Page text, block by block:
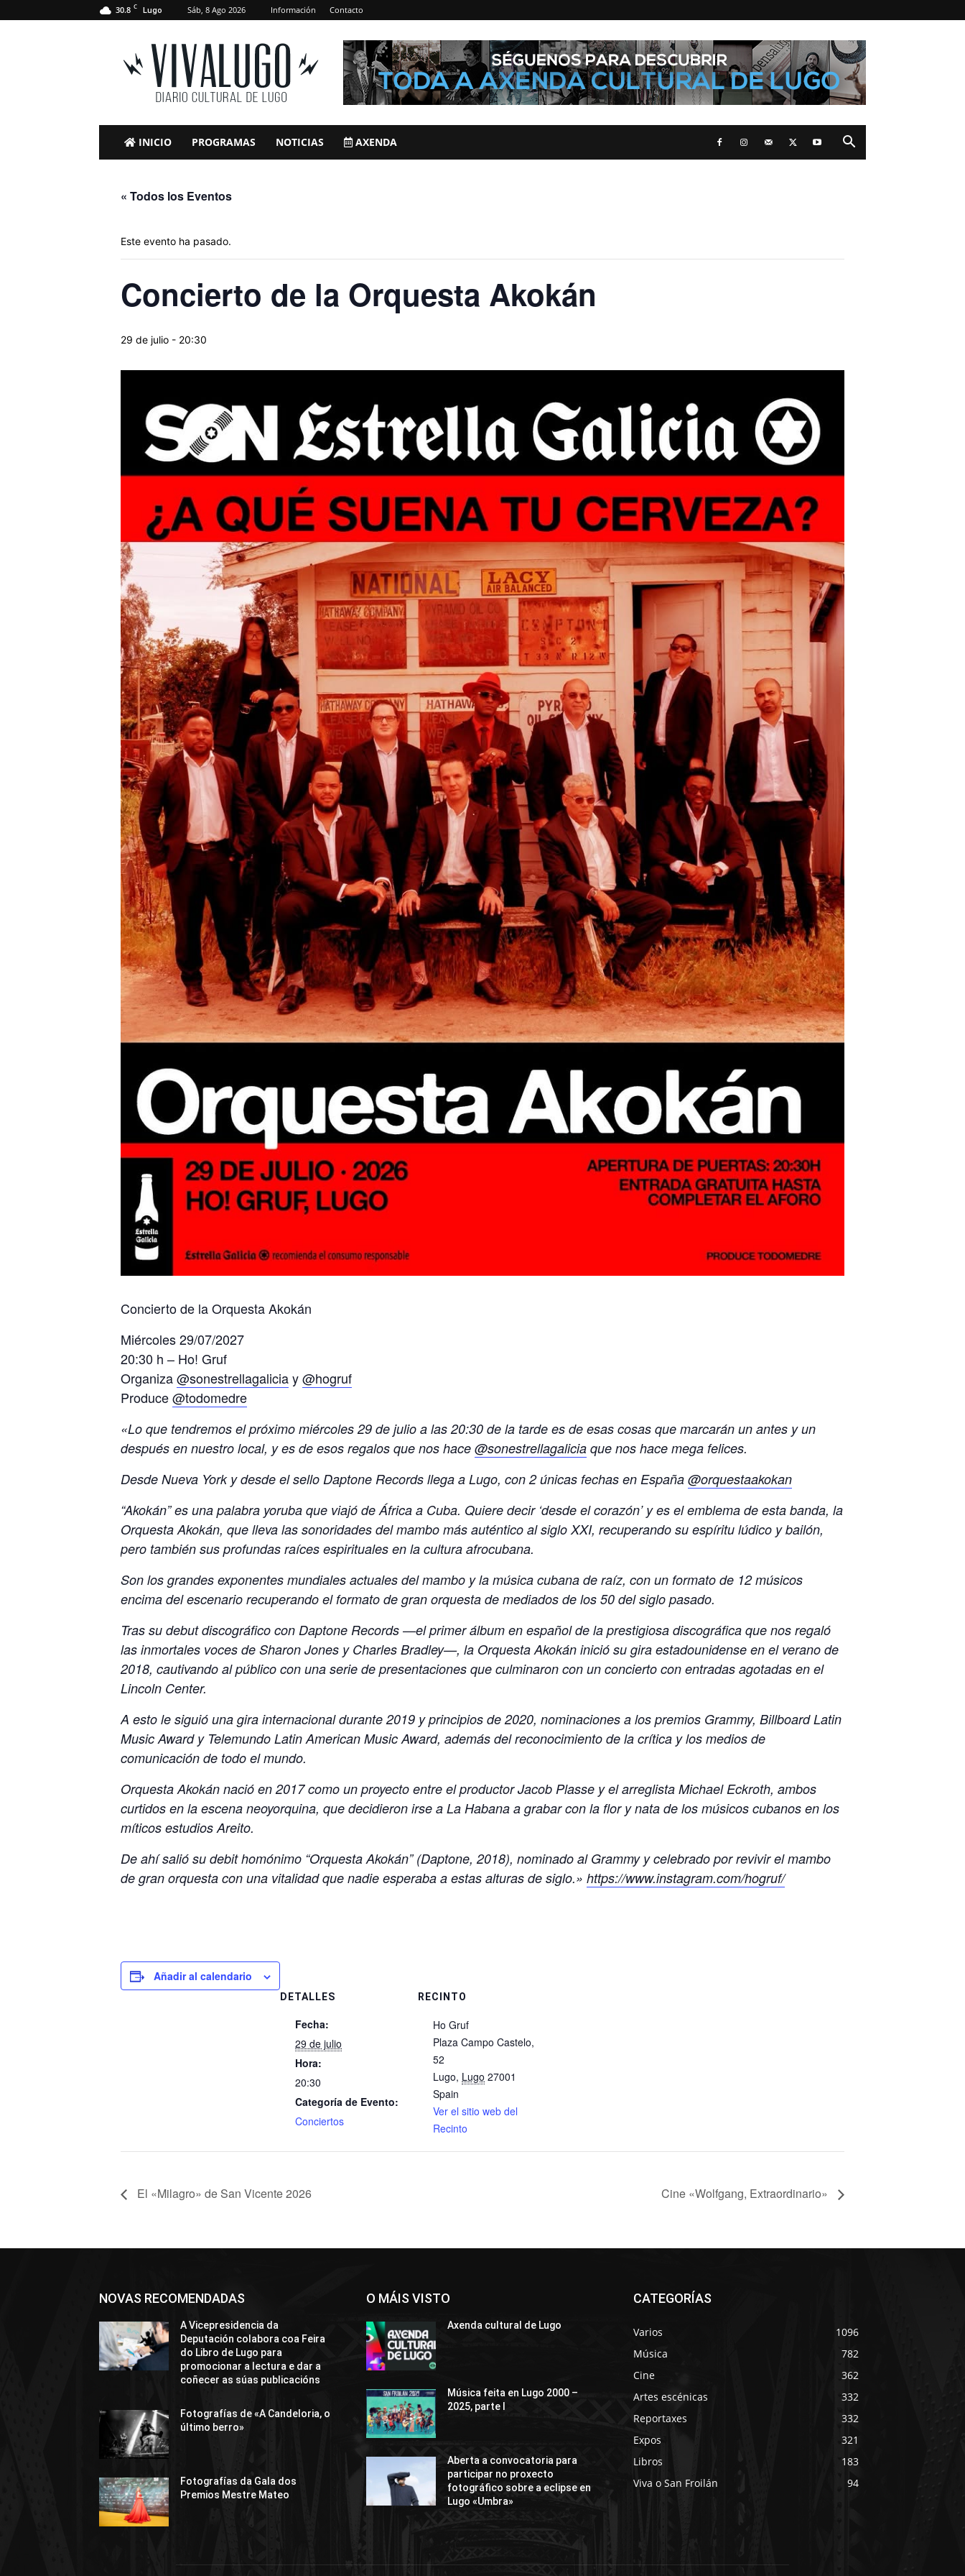
30.8 C Lugo Sáb, 8 Ago 2026 Información Contacto
VivaLugo
INICIO PROGRAMAS NOTICIAS AXENDA
« Todos los Eventos
Este evento ha pasado.
Concierto de la Orquesta Akokán
29 de julio - 20:30
Concierto de la Orquesta Akokán
Miércoles 29/07/2027
20:30 h – Ho! Gruf
Organiza@sonestrellagaliciay@hogruf
Produce@todomedre
«Lo que tendremos el próximo miércoles 29 de julio a las 20:30 de la tarde es de esas cosas que marcarán un antes y un
después en nuestro local, y es de esos regalos que nos hace @sonestrellagalicia que nos hace mega felices.
Desde Nueva York y desde el sello Daptone Records llega a Lugo, con 2 únicas fechas en España @orquestaakokan
“Akokán” es una palabra yoruba que viajó de África a Cuba. Quiere decir ‘desde el corazón’ y es el emblema de esta banda, la
Orquesta Akokán, que lleva las sonoridades del mambo más auténtico al siglo XXI, recuperando su espíritu lúdico y bailón,
pero también sus profundas raíces espirituales en la cultura afrocubana.
Son los grandes exponentes mundiales actuales del mambo y la música cubana de raíz, con un formato de 12 músicos
encima del escenario recuperando el formato de gran orquesta de mediados de los 50 del siglo pasado.
Tras su debut discográfico con Daptone Records —el primer álbum en español de la prestigiosa discográfica que nos regaló
las inmortales voces de Sharon Jones y Charles Bradley—, la Orquesta Akokán inició su gira estadounidense en el verano de
2018, cautivando al público con una serie de presentaciones que culminaron con un concierto con entradas agotadas en el
Lincoln Center.
A esto le siguió una gira internacional durante 2019 y principios de 2020, nominaciones a los premios Grammy, Billboard Latin
Music Award y Telemundo Latin American Music Award, además del reconocimiento de la crítica y los medios de
comunicación de todo el mundo.
Orquesta Akokán nació en 2017 como un proyecto entre el productor Jacob Plasse y el arreglista Michael Eckroth, ambos
curtidos en la escena neoyorquina, que decidieron irse a La Habana a grabar con la flor y nata de los músicos cubanos en los
míticos estudios Areito.
De ahí salió su debit homónimo “Orquesta Akokán” (Daptone, 2018), nominado al Grammy y celebrado por revivir el mambo
de gran orquesta con una vitalidad que nadie esperaba a estas alturas de siglo.» https://www.instagram.com/hogruf/
Añadir al calendario
DETALLES
Fecha:
29 de julio
Hora:
20:30
Categoría de Evento:
Conciertos
RECINTO
Ho Gruf
Plaza Campo Castelo,
52
Lugo, Lugo 27001
Spain
Ver el sitio web del
Recinto
El «Milagro» de San Vicente 2026 Cine «Wolfgang, Extraordinario»
NOVAS RECOMENDADAS
A Vicepresidencia da
Deputación colabora coa Feira
do Libro de Lugo para
promocionar a lectura e dar a
coñecer as súas publicacións
Fotografías de «A Candeloria, o
último berro»
Fotografías da Gala dos
Premios Mestre Mateo
O MÁIS VISTO
Axenda cultural de Lugo
Música feita en Lugo 2000 –
2025, parte I
Aberta a convocatoria para
participar no proxecto
fotográfico sobre a eclipse en
Lugo «Umbra»
CATEGORÍAS
Varios
1096
Música
782
Cine
362
Artes escénicas
332
Reportaxes
332
Expos
321
Libros
183
Viva o San Froilán
94